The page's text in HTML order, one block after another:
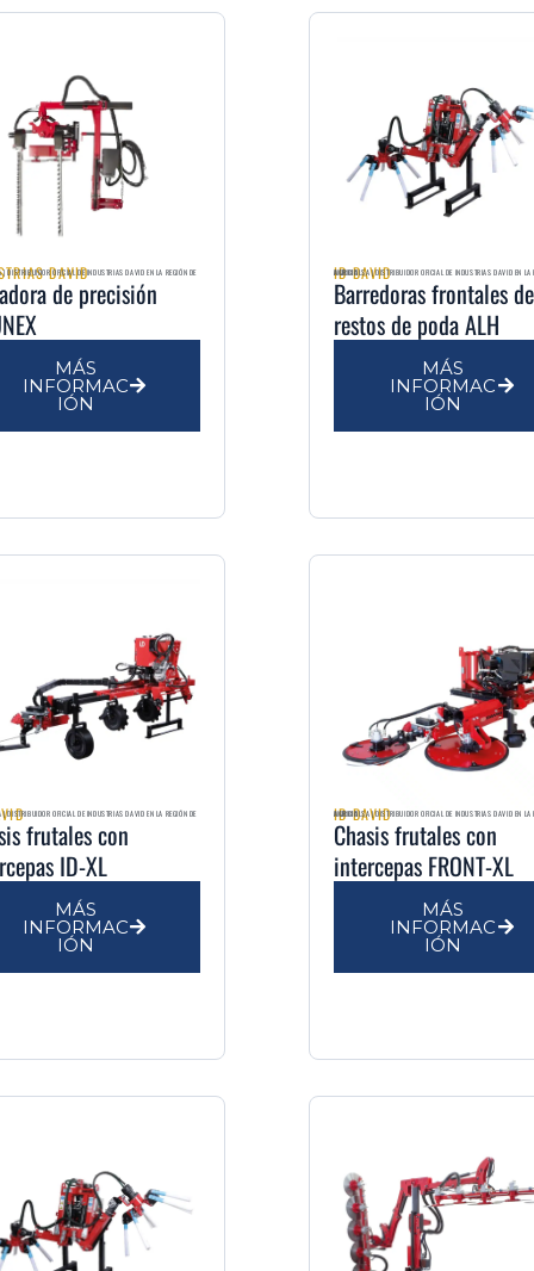
DAVID
de precisión
MÁS
INFORMAC
IÓN
ID DAVID
AGRIMULSA | DISTRIBUIDOR OFICIAL DE INDUSTRIAS DAVID EN LA REGIÓN DE MURCIA
Barredoras frontales de
restos de poda ALH
MÁS
INFORMAC
IÓN
frutales con
ID-XL
MÁS
INFORMAC
IÓN
ID DAVID
AGRIMULSA | DISTRIBUIDOR OFICIAL DE INDUSTRIAS DAVID EN LA REGIÓN DE MURCIA
Chasis frutales con
intercepas FRONT-XL
MÁS
INFORMAC
IÓN